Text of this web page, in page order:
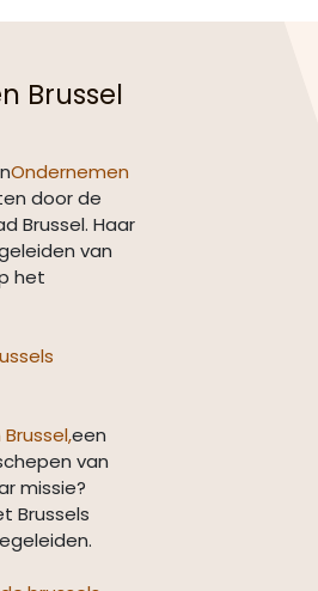
Brussel
Ondernemen
door de
Brussel. Haar
van
het
een
van
missie?
Brussels